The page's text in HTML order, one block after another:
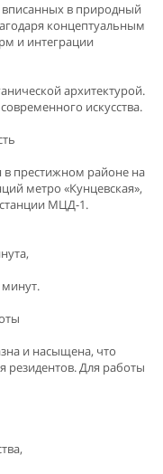
вписанных в природный
концептуальным
и интеграции
архитектурой.
искусства.
в престижном районе на
метро «Кунцевская»,
МЦД-1.
и насыщена, что
резидентов. Для работы